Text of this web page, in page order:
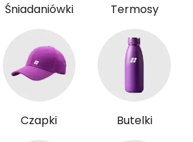
Śniadaniówki Termosy
Czapki Butelki